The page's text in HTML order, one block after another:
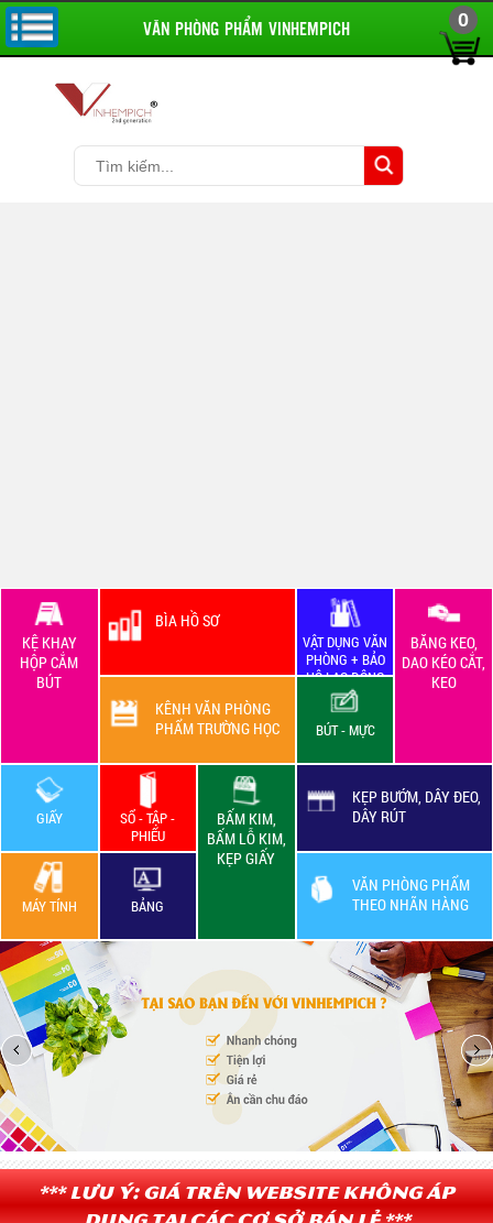
VĂN PHÒNG PHẨM VINHEMPICH
KỆ KHAY
HỘP CẮM
BÚT
BÌA HỒ SƠ
VẬT DỤNG VĂN
PHÒNG + BẢO
HỘ LAO ĐỘNG
BĂNG KEO,
DAO KÉO CẮT,
KEO
KÊNH VĂN PHÒNG
PHẨM TRƯỜNG HỌC
BÚT - MỰC
GIẤY
SỔ - TẬP -
PHIẾU
BẤM KIM,
BẤM LỖ KIM,
KẸP GIẤY
KẸP BƯỚM, DÂY ĐEO,
DÂY RÚT
VĂN PHÒNG PHẨM
THEO NHÃN HÀNG
MÁY TÍNH BẢNG
*** Lưu ý: Giá trên website không áp
0